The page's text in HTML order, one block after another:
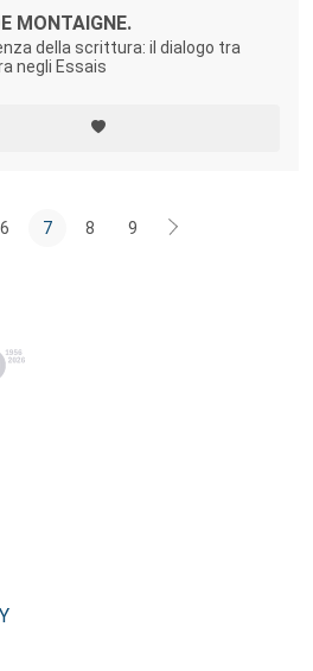
MONTAIGNE.
della scrittura: il dialogo tra
negli Essais
6 7 8 9